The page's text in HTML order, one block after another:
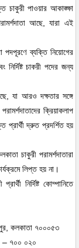
চাকুরী পাওয়ার আকাঙ্ক্ষা
আছে, যারা এই
পদপূরণে ব্যক্তি নিয়োগের
নির্দিষ্ট চাকরী পদের জন্য
যা আরও দক্ষতার সঙ্গে
ক্রিয়াকলাপ
প্রার্থী দ্রুত প্রদর্শিত হয়
চাকুরী পরামর্শদাতারা
লিপ্ত হয় না।
নির্দিষ্ট কোম্পানিতে
কলকাতা ৭০০০৫৩
– ৭০০ ০২০